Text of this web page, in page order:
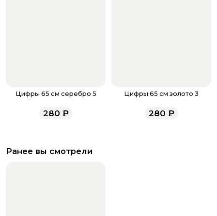
Цифры 65 см серебро 5
280 ₽
Цифры 65 см золото 3
280 ₽
Ранее вы смотрели